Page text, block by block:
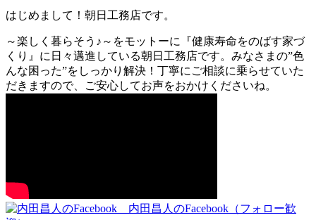
はじめまして！朝日工務店です。
～楽しく暮らそう♪～をモットーに『健康寿命をのばす家づ
くり』に日々邁進している朝日工務店です。みなさまの”色
んな困った”をしっかり解決！丁寧にご相談に乗らせていた
だきますので、ご安心してお声をおかけくださいね。
内田昌人のFacebook（フォロー歓